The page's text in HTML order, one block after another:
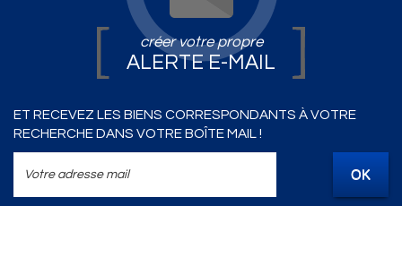
créer votre propre
ALERTE E-MAIL
ET RECEVEZ LES BIENS CORRESPONDANTS À VOTRE
RECHERCHE DANS VOTRE BOÎTE MAIL !
OK